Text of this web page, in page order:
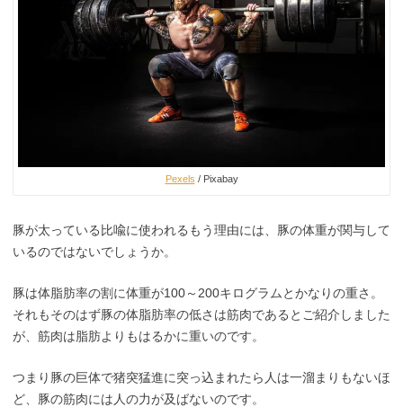
Pexels / Pixabay
豚が太っている比喩に使われるもう理由には、豚の体重が関与して
いるのではないでしょうか。
豚は体脂肪率の割に体重が100～200キログラムとかなりの重さ。
それもそのはず豚の体脂肪率の低さは筋肉であるとご紹介しました
が、筋肉は脂肪よりもはるかに重いのです。
つまり豚の巨体で猪突猛進に突っ込まれたら人は一溜まりもないほ
ど、豚の筋肉には人の力が及ばないのです。